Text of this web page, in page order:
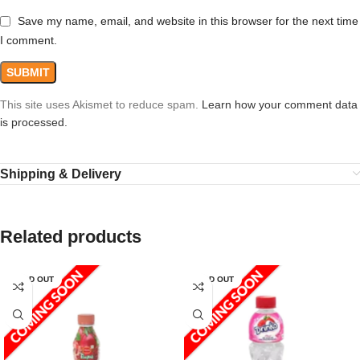
Save my name, email, and website in this browser for the next time
I comment.
This site uses Akismet to reduce spam. Learn how your comment data
is processed.
Shipping & Delivery
Related products
SOLD OUT SOLD OUT